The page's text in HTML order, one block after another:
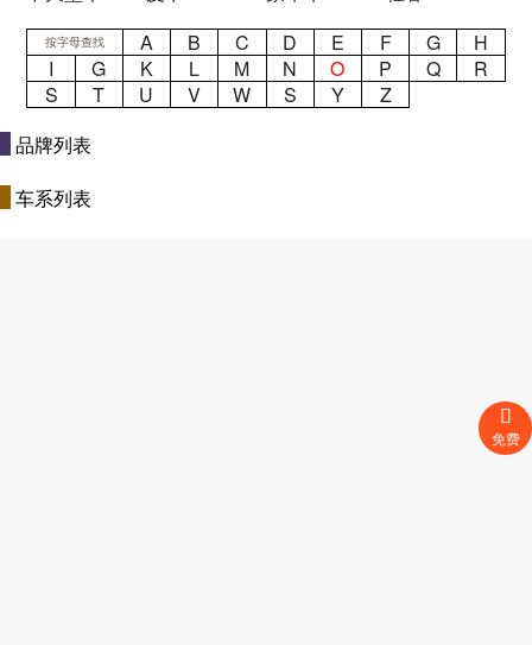
按字母查找 A B C D E F G
H
I
G K L M N O P Q
R
S
T U V W S Y
Z
品牌列表
车系列表
免费